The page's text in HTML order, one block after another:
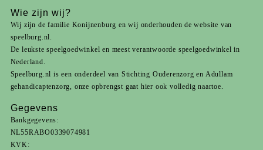
Wie zijn wij?
Wij zijn de familie Konijnenburg en wij onderhouden de website van
speelburg.nl.
De leukste speelgoedwinkel en meest verantwoorde speelgoedwinkel in
Nederland.
Speelburg.nl is een onderdeel van Stichting Ouderenzorg en Adullam
gehandicaptenzorg, onze opbrengst gaat hier ook volledig naartoe.
Gegevens
Bankgegevens:
NL55RABO0339074981
KVK: